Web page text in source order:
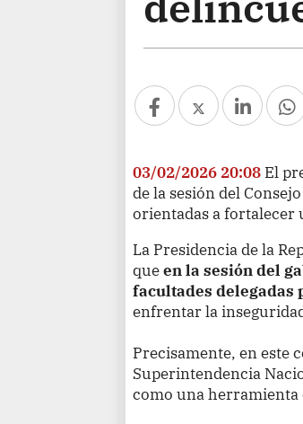
03/02/2026 20:08 El
de la sesión del
orientadas a fortalecer
La Presidencia de la
queen la sesión del
facultades delegadas
enfrentar la
Precisamente, en este
Superintendencia
como una herramienta